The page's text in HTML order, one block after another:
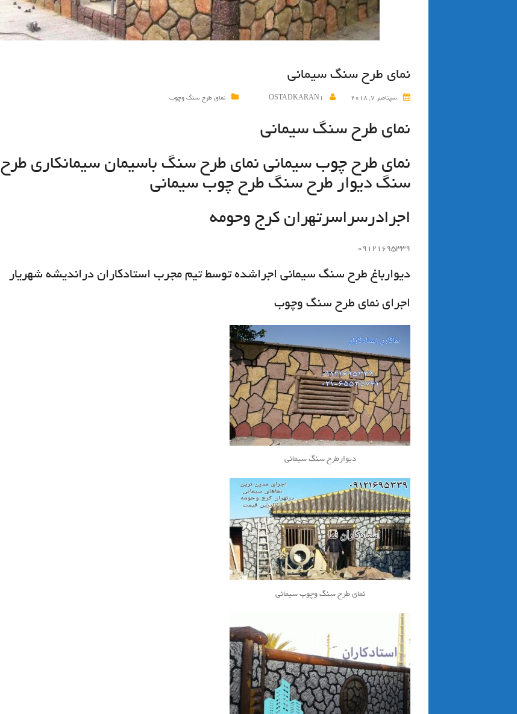
نماي طرح سنگ سيماني
سپتامبر 7, 2018 OSTADKARAN1 نمای طرح سنگ وچوب
نماي طرح سنگ سيماني
نماي طرح چوب سيماني نمای طرح سنگ باسیمان سيمانكاري طرح
سنگ ديوار طرح سنگ طرح چوب سيماني
اجرادرسراسرتهران كرج وحومه
۰۹۱۲۱۶۹۵۳۳۹
دیوارباغ طرح سنگ سیمانی اجراشده توسط تيم مجرب استادكاران درانديشه شهريار
اجرای نمای طرح سنگ وچوب
دیوارطرح سنگ سیمانی
نمای طرح سنگ وچوب سیمانی